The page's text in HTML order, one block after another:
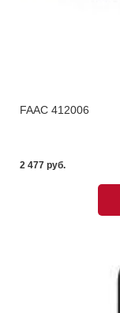
FAAC 412006
2 477 pуб.